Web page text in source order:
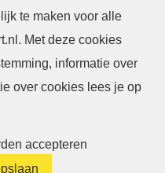
te maken voor alle
Met deze cookies
informatie over
over cookies lees je op
accepteren
-Webarchief
-